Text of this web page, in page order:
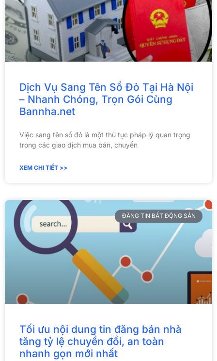
Dịch Vụ Sang Tên Sổ Đỏ Tại Hà Nội
– Nhanh Chóng, Trọn Gói Cùng
Bannha.net
Việc sang tên sổ đỏ là một thủ tục pháp lý quan trọng
trong các giao dịch mua bán, chuyển
XEM CHI TIẾT >>
ĐĂNG TIN BẤT ĐỘNG SẢN
Tối ưu nội dung tin đăng bán nhà
tăng tỷ lệ chuyển đổi, an toàn
nhanh gọn mới nhất